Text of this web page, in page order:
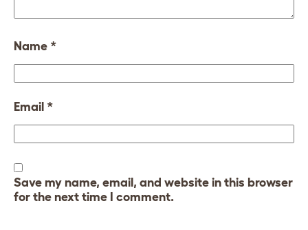
Name *
Email *
Save my name, email, and website in this browser
for the next time I comment.